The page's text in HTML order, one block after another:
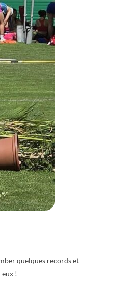
quelques records et
!